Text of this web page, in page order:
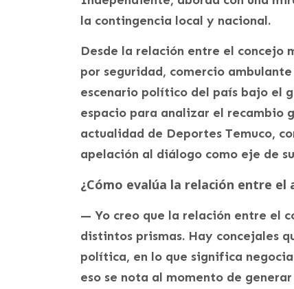
la contingencia local y nacional.
Desde la relación entre el concejo
por seguridad, comercio
escenario político del país bajo el
espacio para analizar el recambio
actualidad de Deportes Temuco,
apelación al diálogo como eje de
¿Cómo evalúa la relación entre el
— Yo creo que la relación entre el
distintos prismas. Hay concejales
política, en lo que significa
eso se nota al momento de generar